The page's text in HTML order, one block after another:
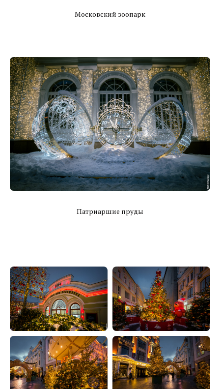
Московский зоопарк
Патриаршие пруды